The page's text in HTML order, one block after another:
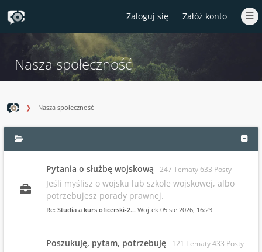
Zaloguj się Załóż konto
Nasza społeczność
Nasza społeczność
Pytania o służbę wojskową 247 Tematy 633 Posty
Jeśli myślisz o wojsku lub szkole wojskowej, albo
potrzebujesz porady prawnej.
Re: Studia a kurs oficerski-2… Wojtek 05 sie 2026, 16:23
Poszukuję, pytam, potrzebuję 121 Tematy 433 Posty